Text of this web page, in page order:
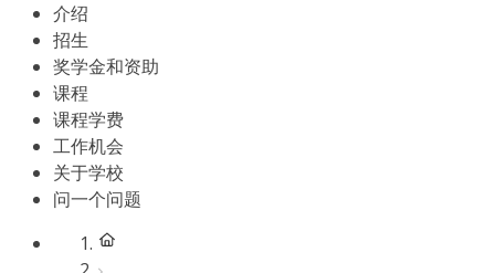
介绍
招生
奖学金和资助
课程
课程学费
工作机会
关于学校
问一个问题